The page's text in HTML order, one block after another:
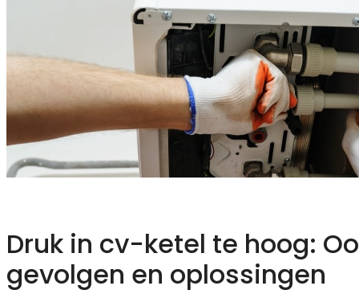
Druk in cv-ketel te hoog:
gevolgen en oplossingen